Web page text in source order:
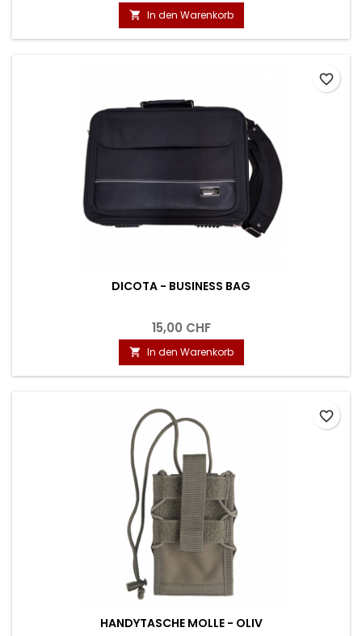
 In den Warenkorb
DICOTA - BUSINESS BAG
15,00 CHF
 In den Warenkorb
favorite_border
HANDYTASCHE MOLLE - OLIV
favorite_border